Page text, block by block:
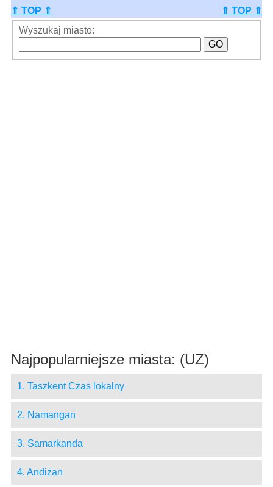
⇑ TOP ⇑
⇑ TOP ⇑
Wyszukaj miasto:
Najpopularniejsze miasta: (UZ)
1. Taszkent Czas lokalny
2. Namangan
3. Samarkanda
4. Andiżan